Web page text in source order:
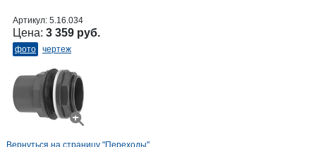
Артикул: 5.16.034
Цена: 3 359 руб.
фото чертеж
Вернуться на страницу "Переходы"